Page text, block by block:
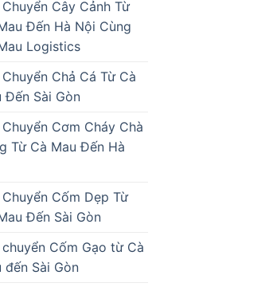
Chuyển Cây Cảnh Từ
Đến Hà Nội Cùng
Logistics
Chả Cá Từ Cà
Đến Sài Gòn
Chuyển Cơm Cháy Chà
Từ Cà Mau Đến Hà
Chuyển Cốm Dẹp Từ
Đến Sài Gòn
chuyển Cốm Gạo từ Cà
đến Sài Gòn